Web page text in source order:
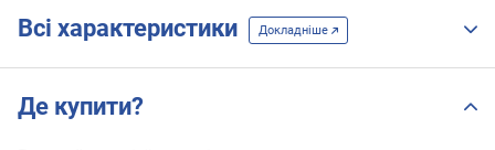
Всі характеристики Докладніше
Де купити?